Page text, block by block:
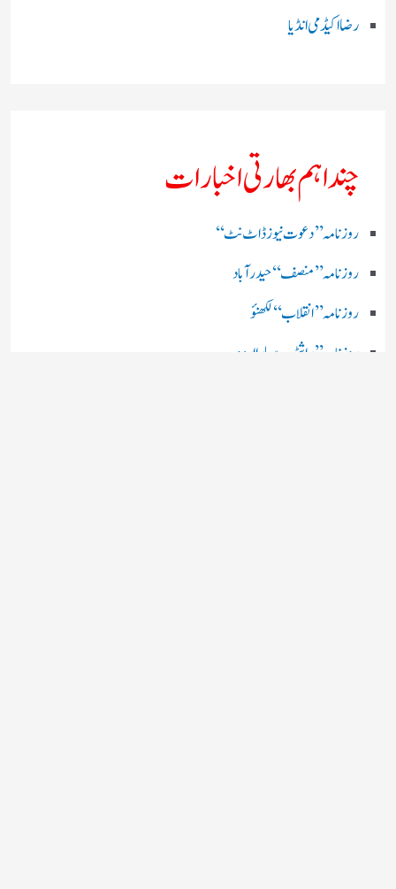
رضا اکیڈمی انڈیا
چند اہم بھارتی اخبارات
روز نامہ ’’ دعوت نیوز ڈاٹ نٹ‘‘
روزنامہ ’’ منصف‘‘ حیدر آباد
روزنامہ ’’ انقلاب‘‘ لکھنؤ
روز نامہ ’’راشٹریہ سہارا اردو